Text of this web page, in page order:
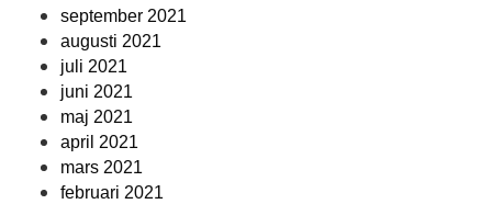
september 2021
augusti 2021
juli 2021
juni 2021
maj 2021
april 2021
mars 2021
februari 2021